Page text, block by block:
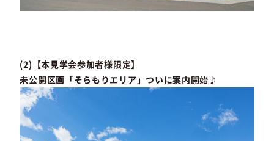
(2)【本見学会参加者様限定】
未公開区画「そらもりエリア」ついに案内開始♪